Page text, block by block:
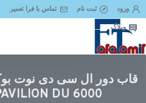
ورود ثبت نام تماس با فرا تعمیر
وبلاگ
DU 6000